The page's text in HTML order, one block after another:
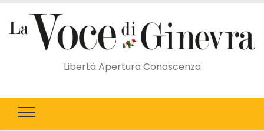
Libertà Apertura Conoscenza